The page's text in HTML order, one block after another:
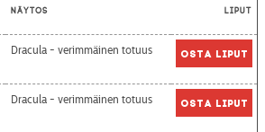
Näytös Liput
Dracula - verimmäinen totuus Osta liput
Dracula - verimmäinen totuus Osta liput